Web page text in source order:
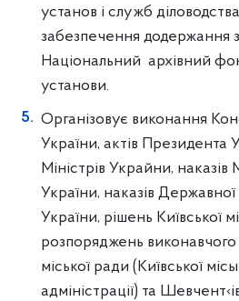
установ i служб
забезпечення додержання
Національний архівний
установи.
Організовує виконання
України, актів Президента
Міністрів Украйни, наказів
України, наказів
України, рішень Київської
розпоряджень
міської ради (Київської
адміністрації) та